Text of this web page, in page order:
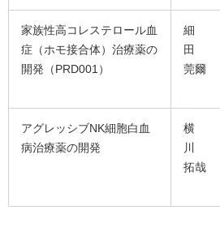
家族性高コレステロール血
症（ホモ接合体）治療薬の
開発（PRD001）
細
田
莞爾
アグレッシブNK細胞白血
病治療薬の開発
横
川
拓哉